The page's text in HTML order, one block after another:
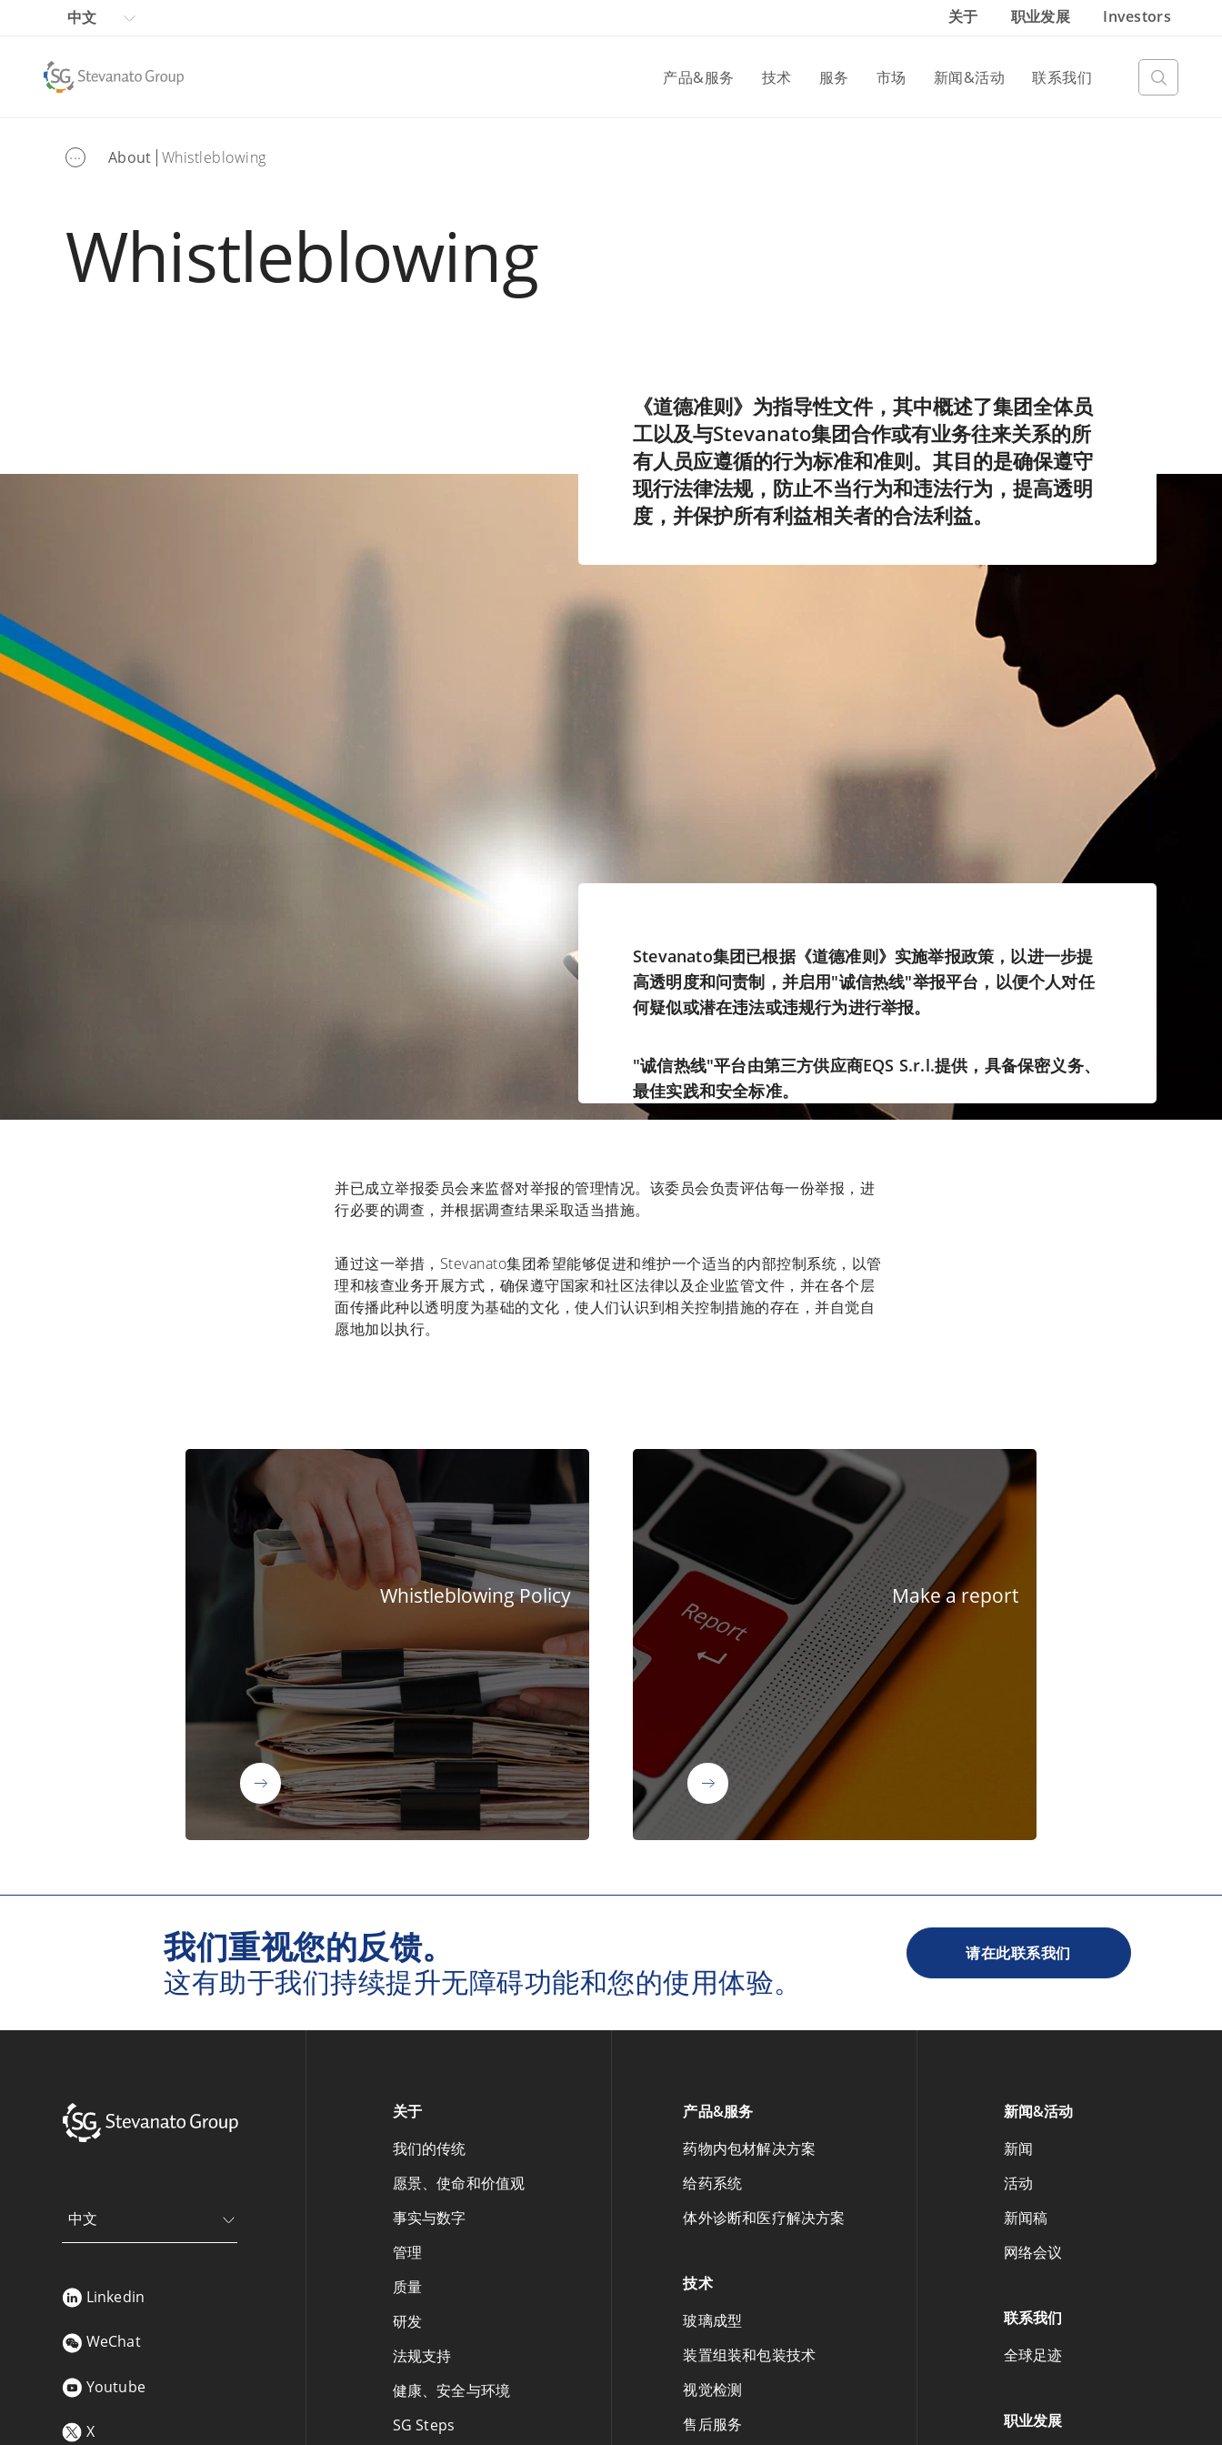
关于 职业发展 Investors
中文
产品&服务 技术 服务 市场 新闻&活动 联系我们
... About Whistleblowing
Whistleblowing
《道德准则》为指导性文件，其中概述了集团全体员
工以及与Stevanato集团合作或有业务往来关系的所
有人员应遵循的行为标准和准则。其目的是确保遵守
现行法律法规，防止不当行为和违法行为，提高透明
度，并保护所有利益相关者的合法利益。
Stevanato集团已根据《道德准则》实施举报政策，以进一步提
高透明度和问责制，并启用"诚信热线"举报平台，以便个人对任
何疑似或潜在违法或违规行为进行举报。
"诚信热线"平台由第三方供应商EQS S.r.l.提供，具备保密义务、
最佳实践和安全标准。
并已成立举报委员会来监督对举报的管理情况。该委员会负责评估每一份举报，进
行必要的调查，并根据调查结果采取适当措施。
通过这一举措，Stevanato集团希望能够促进和维护一个适当的内部控制系统，以管
理和核查业务开展方式，确保遵守国家和社区法律以及企业监管文件，并在各个层
面传播此种以透明度为基础的文化，使人们认识到相关控制措施的存在，并自觉自
愿地加以执行。
Whistleblowing Policy Make a report
我们重视您的反馈。
这有助于我们持续提升无障碍功能和您的使用体验。
请在此联系我们
中文
Linkedin
WeChat
Youtube
X
关于
我们的传统
愿景、使命和价值观
事实与数字
管理
质量
研发
法规支持
健康、安全与环境
SG Steps
产品&服务
药物内包材解决方案
给药系统
体外诊断和医疗解决方案
技术
玻璃成型
装置组装和包装技术
视觉检测
售后服务
新闻&活动
新闻
活动
新闻稿
网络会议
联系我们
全球足迹
职业发展